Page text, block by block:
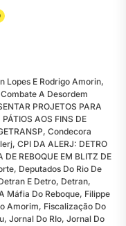
Lopes E Rodrigo Amorin,
A Desordem
PROJETOS PARA
AOS FINS DE
, Condecora
, CPI DA ALERJ: DETRO
DE REBOQUE EM BLITZ DE
, Deputados Do Rio De
E Detro, Detran,
Máfia Do Reboque, Filippe
Amorim, Fiscalização Do
, Jornal Do RIo, Jornal Do